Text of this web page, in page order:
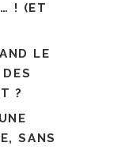
! (ET
LE
?
SANS